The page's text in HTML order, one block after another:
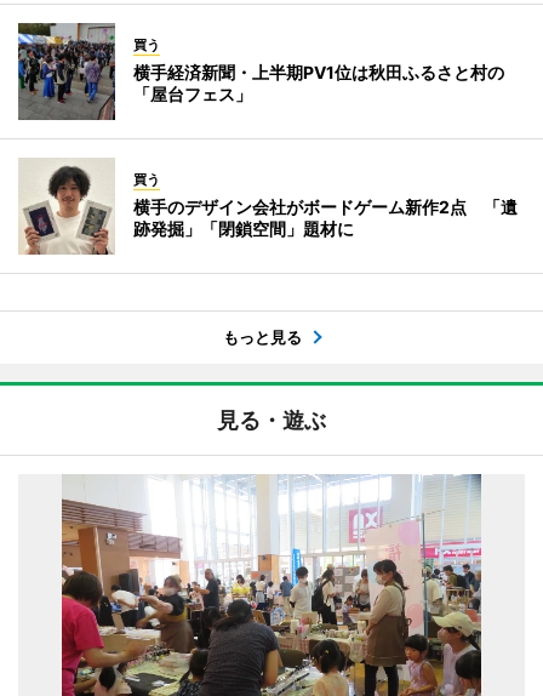
買う
横手経済新聞・上半期PV1位は秋田ふるさと村の
「屋台フェス」
買う
横手のデザイン会社がボードゲーム新作2点 「遺
跡発掘」「閉鎖空間」題材に
もっと見る
見る・遊ぶ